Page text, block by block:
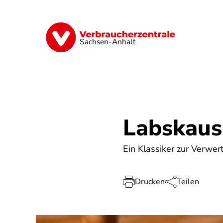
Sachsen-Anhalt
Finanzen Digitales Lebensmittel
Labskaus
Ein Klassiker zur
Drucken Teilen